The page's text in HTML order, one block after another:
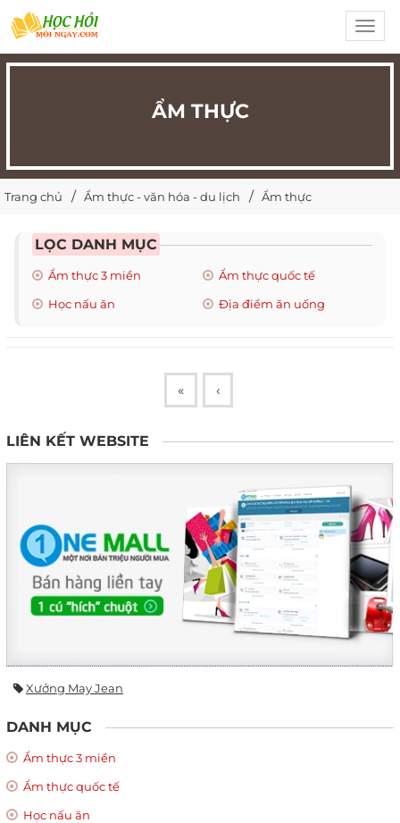
ẨM THỰC
Trang chủ Ẩm thực - văn hóa - du lịch Ẩm thực
LỌC DANH MỤC
Ẩm thực 3 miền
Ẩm thực quốc tế
Học nấu ăn
Địa điểm ăn uống
« ‹
LIÊN KẾT WEBSITE
Xưởng May Jean
DANH MỤC
Ẩm thực 3 miền
Ẩm thực quốc tế
Học nấu ăn